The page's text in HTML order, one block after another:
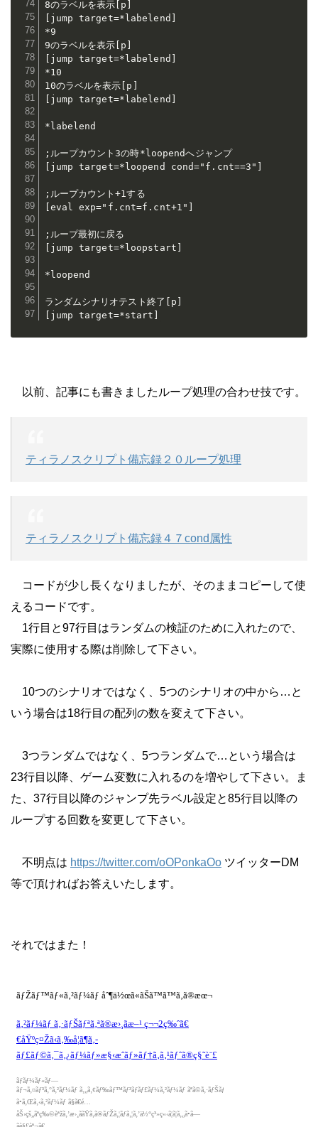
8のラベルを表示[p]
[jump target=*labelend]
*9
9のラベルを表示[p]
[jump target=*labelend]
*10
10のラベルを表示[p]
[jump target=*labelend]
*labelend
;ループカウント3の時*loopendへジャンプ
[jump target=*loopend cond="f.cnt==3"]
;ループカウント+1する
[eval exp="f.cnt=f.cnt+1"]
;ループ最初に戻る
[jump target=*loopstart]
*loopend
ランダムシナリオテスト終了[p]
[jump target=*start]
以前、記事にも書きましたループ処理の合わせ技です。
ティラノスクリプト備忘録２０ループ処理
ティラノスクリプト備忘録４７cond属性
コードが少し長くなりましたが、そのままコピーして使
えるコードです。
1行目と97行目はランダムの検証のために入れたので、
実際に使用する際は削除して下さい。
10つのシナリオではなく、5つのシナリオの中から…と
いう場合は18行目の配列の数を変えて下さい。
3つランダムではなく、5つランダムで…という場合は
23行目以降、ゲーム変数に入れるのを増やして下さい。ま
た、37行目以降のジャンプ先ラベル設定と85行目以降の
ループする回数を変更して下さい。
不明点は https://twitter.com/oOPonkaOo ツイッターDM
等で頂ければお答えいたします。
それではまた！